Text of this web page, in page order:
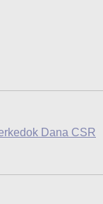
Dana CSR